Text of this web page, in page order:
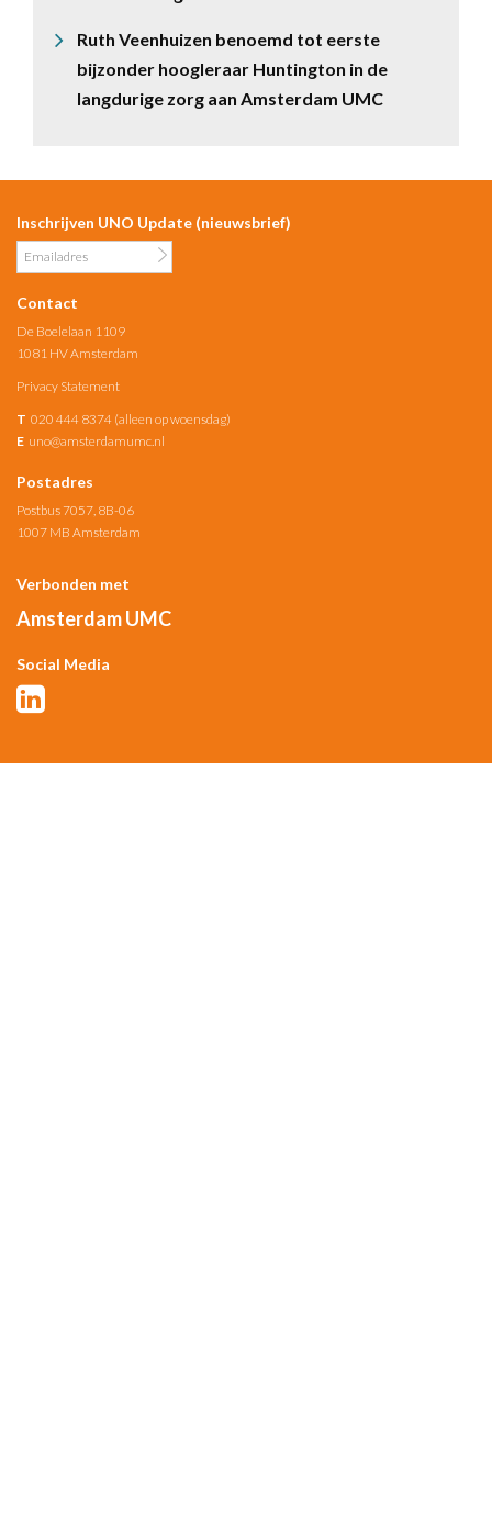
Ruth Veenhuizen benoemd tot eerste
bijzonder hoogleraar Huntington in de
langdurige zorg aan Amsterdam UMC
Inschrijven UNO Update (nieuwsbrief)
Contact
De Boelelaan 1109
1081 HV Amsterdam
Privacy Statement
T 020 444 8374 (alleen op woensdag)
E uno@amsterdamumc.nl
Postadres
Postbus 7057, 8B-06
1007 MB Amsterdam
Verbonden met
Amsterdam UMC
Social Media